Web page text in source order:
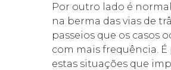
Por outro lado é
na berma das vias de
passeios que os casos
com mais frequência. É
estas situações que